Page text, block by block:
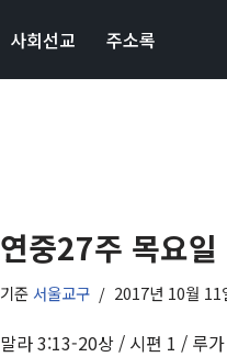
사회선교 주소록
연중27주 목요
기준 서울교구 2017년 10월 11
말라 3:13-20상 / 시편 1 / 루